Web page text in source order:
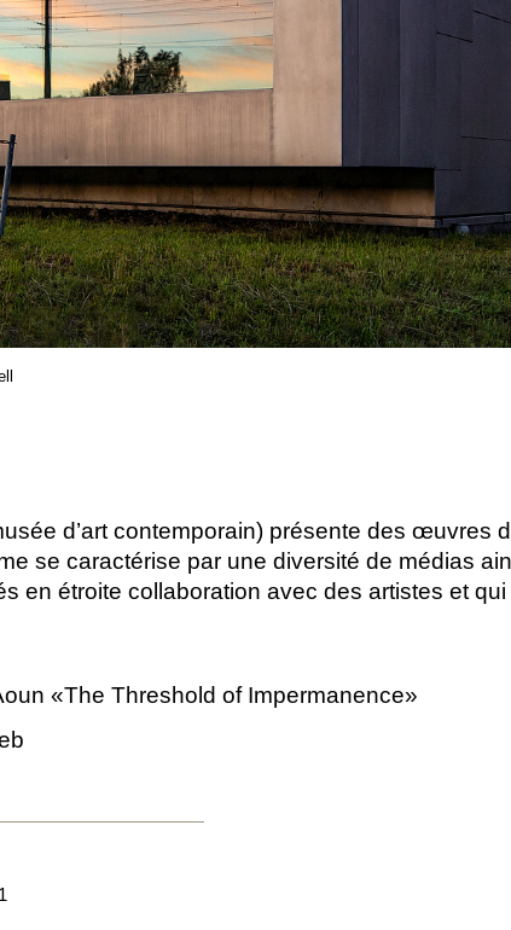
d’art contemporain) présente des œuvres
se caractérise par une diversité de médias
en étroite collaboration avec des artistes et
«The Threshold of Impermanence»